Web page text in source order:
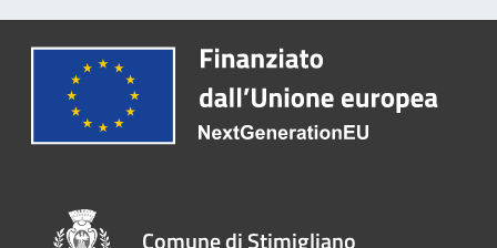
Comune di Stimigliano